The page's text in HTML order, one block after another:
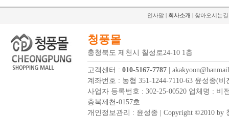
인사말 | 회사소개 | 찾아오시는길
청풍몰
충청북도 제천시 칠성로24-10 1층
고객센터 : 010-5167-7787 |
계좌번호 : 농협 351-1244-7110-63 윤성종(
사업자 등록번호 : 302-25-00520 업체명 : 비
충북제천-0157호
개인정보관리 : 윤성종 | Copyright ©2010 by